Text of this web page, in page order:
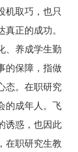
机取巧，也只
正的成功。
、养成学生勤
的保障，指做
态。在职研究
的成年人。飞
诱惑，也因此
在职研究生教